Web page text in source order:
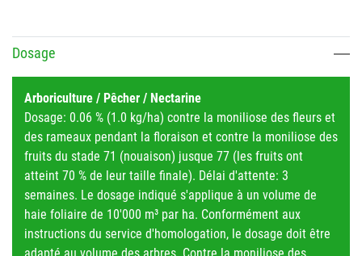
Dosage
Arboriculture / Pêcher / Nectarine
Dosage: 0.06 % (1.0 kg/ha) contre la moniliose des fleurs et
des rameaux pendant la floraison et contre la moniliose des
fruits du stade 71 (nouaison) jusque 77 (les fruits ont
atteint 70 % de leur taille finale). Délai d'attente: 3
semaines. Le dosage indiqué s'applique à un volume de
haie foliaire de 10'000 m³ par ha. Conformément aux
instructions du service d'homologation, le dosage doit être
adapté au volume des arbres. Contre la moniliose des